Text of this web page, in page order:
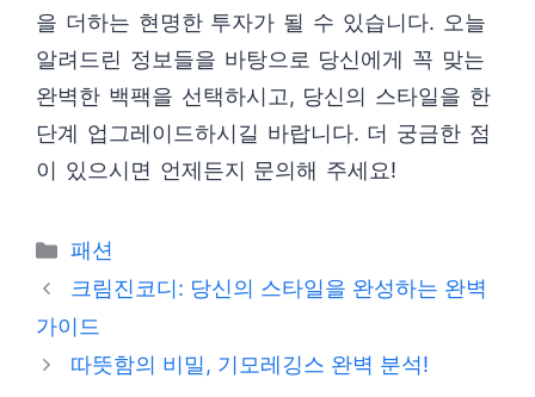
을 더하는 현명한 투자가 될 수 있습니다. 오늘
알려드린 정보들을 바탕으로 당신에게 꼭 맞는
완벽한 백팩을 선택하시고, 당신의 스타일을 한
단계 업그레이드하시길 바랍니다. 더 궁금한 점
이 있으시면 언제든지 문의해 주세요!
카
테
고
리
패션
크림진코디: 당신의 스타일을 완성하는 완벽
가이드
따뜻함의 비밀, 기모레깅스 완벽 분석!